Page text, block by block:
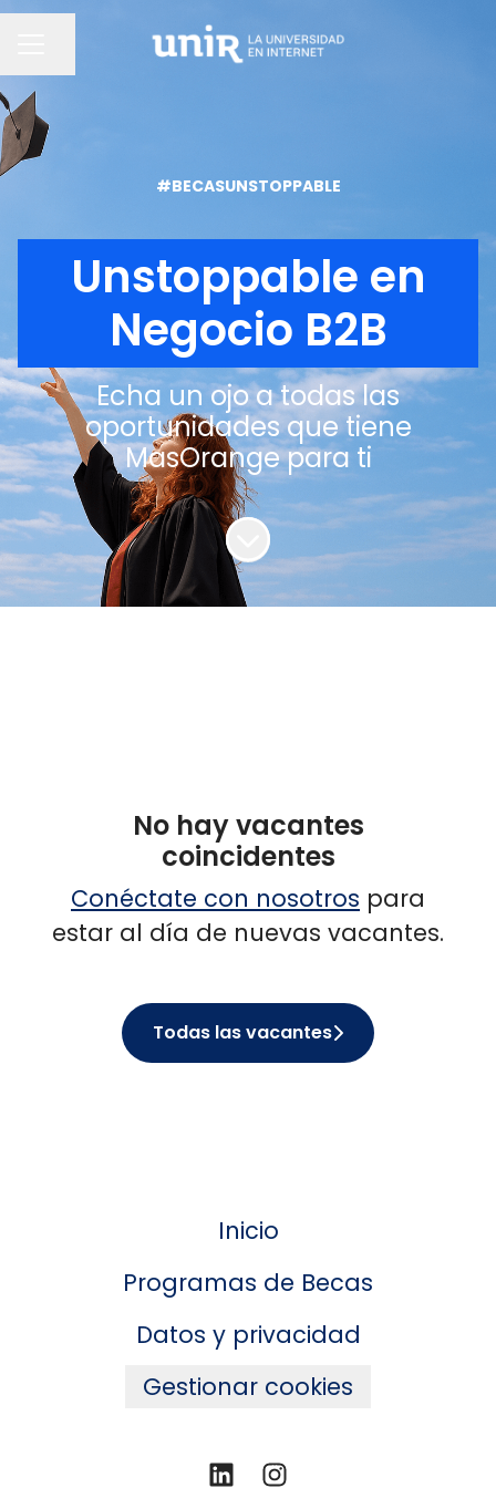
Compartir página
#BECASUNSTOPPABLE
Unstoppable en
Negocio B2B
Echa un ojo a todas las
oportunidades que tiene
MasOrange para ti
Más contenido
No hay vacantes
coincidentes
Conéctate con nosotros para
estar al día de nuevas vacantes.
Todas las vacantes
Inicio
Programas de Becas
Datos y privacidad
Gestionar cookies